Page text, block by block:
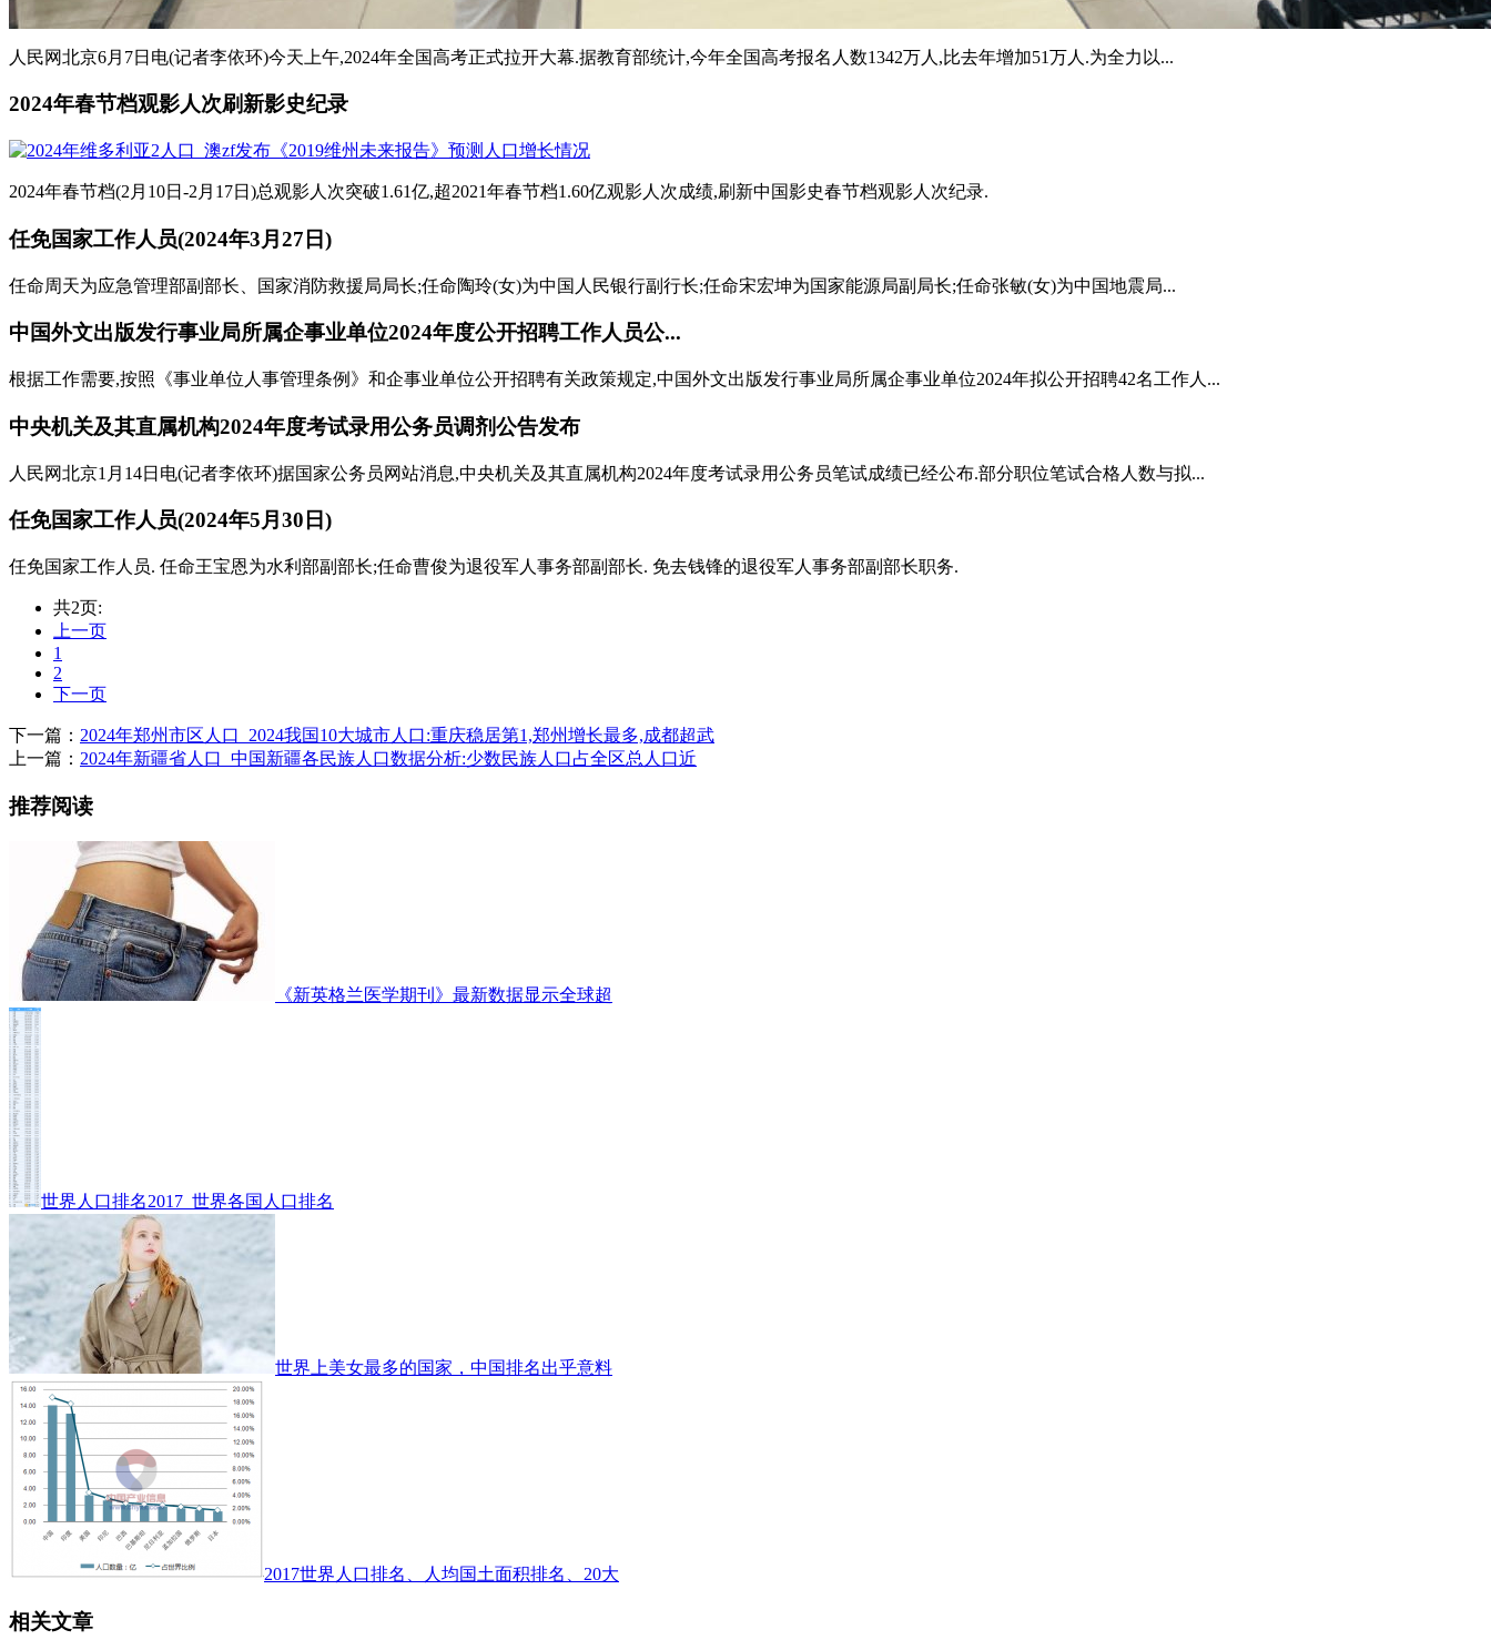
人民网北京6月7日电(记者李依环)今天上午,2024年全国高考正式拉开大幕.据教育部统计,今年全国高考报名人数1342万人,比去年增加51万人.为全力以...
2024年春节档观影人次刷新影史纪录
2024年春节档(2月10日-2月17日)总观影人次突破1.61亿,超2021年春节档1.60亿观影人次成绩,刷新中国影史春节档观影人次纪录.
任免国家工作人员(2024年3月27日)
任命周天为应急管理部副部长、国家消防救援局局长;任命陶玲(女)为中国人民银行副行长;任命宋宏坤为国家能源局副局长;任命张敏(女)为中国地震局...
中国外文出版发行事业局所属企事业单位2024年度公开招聘工作人员公...
根据工作需要,按照《事业单位人事管理条例》和企事业单位公开招聘有关政策规定,中国外文出版发行事业局所属企事业单位2024年拟公开招聘42名工作人...
中央机关及其直属机构2024年度考试录用公务员调剂公告发布
人民网北京1月14日电(记者李依环)据国家公务员网站消息,中央机关及其直属机构2024年度考试录用公务员笔试成绩已经公布.部分职位笔试合格人数与拟...
任免国家工作人员(2024年5月30日)
任免国家工作人员. 任命王宝恩为水利部副部长;任命曹俊为退役军人事务部副部长. 免去钱锋的退役军人事务部副部长职务.
共2页:
上一页
1
2
下一页
下一篇： 2024年郑州市区人口_2024我国10大城市人口:重庆稳居第1,郑州增长最多,成都超武
上一篇： 2024年新疆省人口_中国新疆各民族人口数据分析:少数民族人口占全区总人口近
推荐阅读
《新英格兰医学期刊》最新数据显示全球超
世界人口排名2017_世界各国人口排名
世界上美女最多的国家，中国排名出乎意料
2017世界人口排名、人均国土面积排名、20大
相关文章